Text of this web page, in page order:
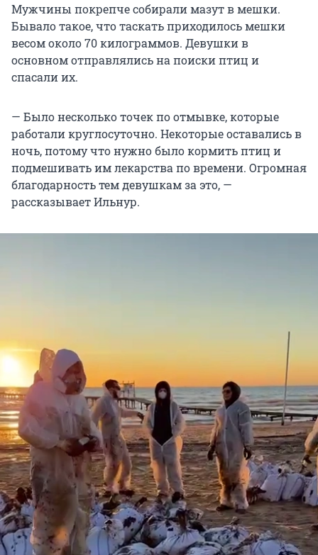
Мужчины покрепче собирали мазут в мешки.
Бывало такое, что таскать приходилось мешки
весом около 70 килограммов. Девушки в
основном отправлялись на поиски птиц и
спасали их.
— Было несколько точек по отмывке, которые
работали круглосуточно. Некоторые оставались в
ночь, потому что нужно было кормить птиц и
подмешивать им лекарства по времени. Огромная
благодарность тем девушкам за это, —
рассказывает Ильнур.